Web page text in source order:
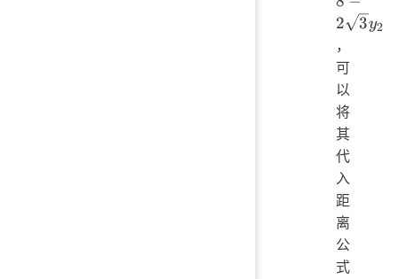
2
3y2
，
可
以
将
其
代
入
距
离
公
式